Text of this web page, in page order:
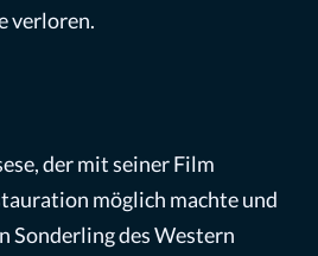
verloren.
der mit seiner Film
möglich machte und
Sonderling des Western